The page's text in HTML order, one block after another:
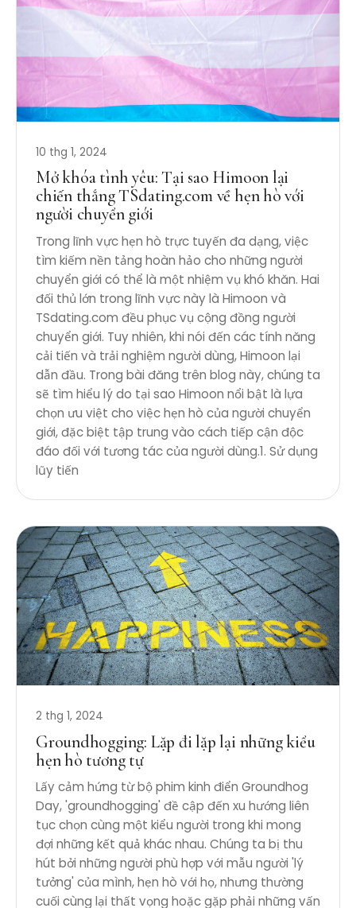
10 thg 1, 2024
Mở khóa tình yêu: Tại sao Himoon lại
chiến thắng TSdating.com về hẹn hò với
người chuyển giới
Trong lĩnh vực hẹn hò trực tuyến đa dạng, việc
tìm kiếm nền tảng hoàn hảo cho những người
chuyển giới có thể là một nhiệm vụ khó khăn. Hai
đối thủ lớn trong lĩnh vực này là Himoon và
TSdating.com đều phục vụ cộng đồng người
chuyển giới. Tuy nhiên, khi nói đến các tính năng
cải tiến và trải nghiệm người dùng, Himoon lại
dẫn đầu. Trong bài đăng trên blog này, chúng ta
sẽ tìm hiểu lý do tại sao Himoon nổi bật là lựa
chọn ưu việt cho việc hẹn hò của người chuyển
giới, đặc biệt tập trung vào cách tiếp cận độc
đáo đối với tương tác của người dùng.1. Sử dụng
lũy ​​tiến
2 thg 1, 2024
Groundhogging: Lặp đi lặp lại những kiểu
hẹn hò tương tự
Lấy cảm hứng từ bộ phim kinh điển Groundhog
Day, 'groundhogging' đề cập đến xu hướng liên
tục chọn cùng một kiểu người trong khi mong
đợi những kết quả khác nhau. Chúng ta bị thu
hút bởi những người phù hợp với mẫu người 'lý
tưởng' của mình, hẹn hò với họ, nhưng thường
cuối cùng lại thất vọng hoặc gặp phải những vấn